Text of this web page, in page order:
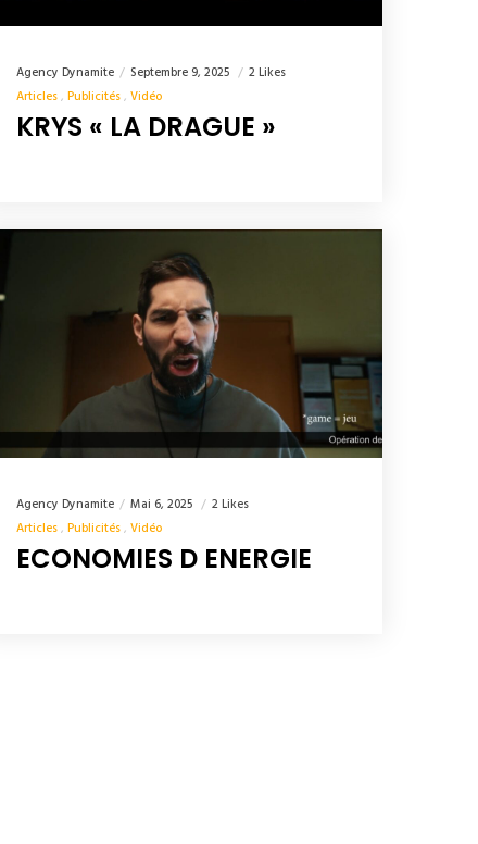
Agency Dynamite Septembre 9, 2025
2 Likes
Articles Publicités Vidéo
KRYS « LA DRAGUE »
Agency Dynamite Mai 6, 2025
2 Likes
Articles Publicités Vidéo
ECONOMIES D ENERGIE